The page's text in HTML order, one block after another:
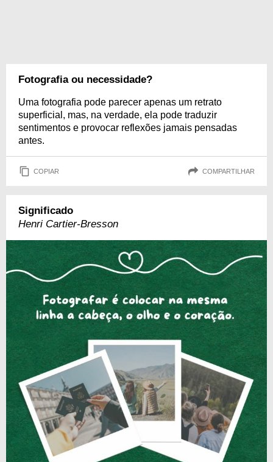
Fotografia ou necessidade?
Uma fotografia pode parecer apenas um retrato
superficial, mas, na verdade, ela pode traduzir
sentimentos e provocar reflexões jamais pensadas
antes.
COPIAR COMPARTILHAR
Significado
Henri Cartier-Bresson